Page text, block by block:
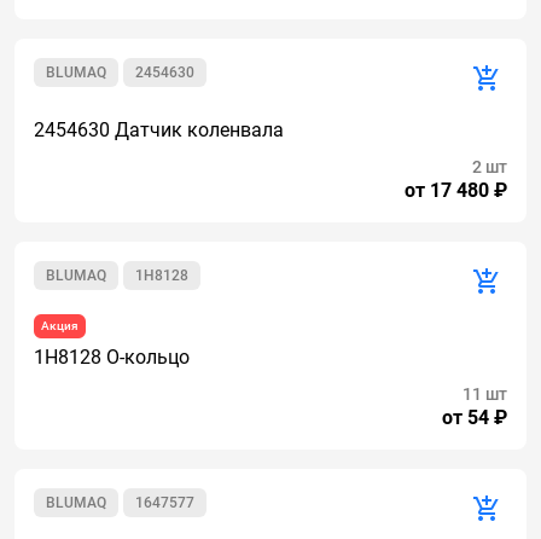
2454630
BLUMAQ
2454630 Датчик коленвала
от 17 480 ₽
2 шт
1H8128
BLUMAQ
Акция
1H8128 О-кольцо
от 54 ₽
11 шт
1647577
BLUMAQ